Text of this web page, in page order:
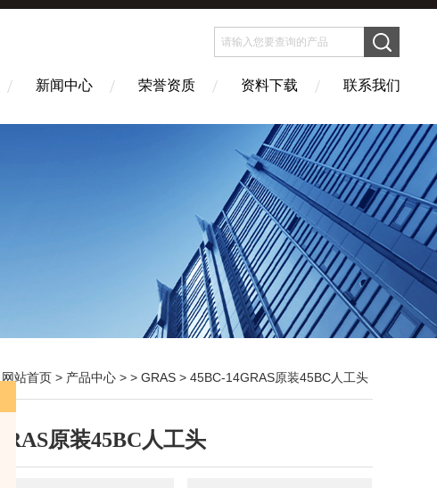
新闻中心 荣誉资质 资料下载 联系我们
网站首页 > 产品中心 > > GRAS > 45BC-14GRAS原装45BC人工头
GRAS原装45BC人工头